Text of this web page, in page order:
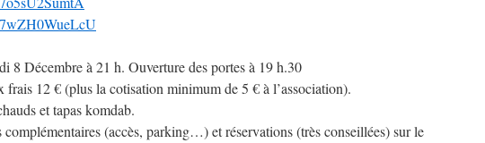
8 Décembre à 21 h. Ouverture des portes à 19 h.30
frais 12 € (plus la cotisation minimum de 5 € à l’association).
et tapas komdab.
complémentaires (accès, parking…) et réservations (très conseillées) sur le